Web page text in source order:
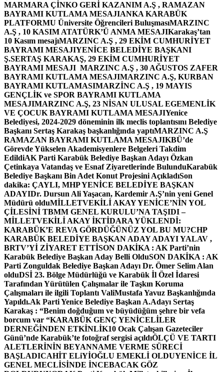
MARMARA ÇİNKO GERİ KAZANIM A.Ş , RAMAZAN
BAYRAMI KUTLAMA MESAJIANKA KARABÜK
PLATFORMU Üniversite Öğrencileri BuluşmasıMARZINC
A.Ş , 10 KASIM ATATÜRK’Ü ANMA MESAJIKarakaş’tan
10 Kasım mesajıMARZINC A.Ş , 29 EKİM CUMHURİYET
BAYRAMI MESAJIYENİCE BELEDİYE BAŞKANI
Ş.SERTAŞ KARAKAŞ, 29 EKİM CUMHURİYET
BAYRAMI MESAJI MARZINC A.Ş , 30 AĞUSTOS ZAFER
BAYRAMI KUTLAMA MESAJIMARZINC A.Ş, KURBAN
BAYRAMI KUTLAMASIMARZİNC A.Ş , 19 MAYIS
GENÇLİK ve SPOR BAYRAMI KUTLAMA
MESAJIMARZINC A.Ş, 23 NİSAN ULUSAL EGEMENLİK
VE ÇOCUK BAYRAMI KUTLAMA MESAJIYenice
Belediyesi, 2024-2029 döneminin ilk meclis toplantısını Belediye
Başkanı Sertaş Karakaş başkanlığında yaptıMARZINC A.Ş
RAMAZAN BAYRAMI KUTLAMA MESAJIKBÜ’de
Görevde Yükselen Akademisyenlere Belgeleri Takdim
EdildiAK Parti Karabük Belediye Başkan Adayı Özkan
Çetinkaya Vatandaş ve Esnaf Ziyaretlerinde BulunduKarabük
Belediye Başkanı Bin Adet Konut Projesini AçıkladıSon
dakika: ÇAYLI, MHP YENİCE BELEDİYE BAŞKAN
ADAYIDr. Dursun Ali Yaşacan, Kardemir A.Ş’nin yeni Genel
Müdürü olduMİLLETVEKİLİ AKAY YENİCE’NİN YOL
ÇİLESİNİ TBMM GENEL KURULU’NA TAŞIDI –
MİLLETVEKİLİ AKAY İKTİDARA YÜKLENDİ:
KARABÜK’E REVA GÖRDÜĞÜNÜZ YOL BU MU?CHP
KARABÜK BELEDİYE BAŞKAN ADAY ADAYI YALAV ,
BRTV’Yİ ZİYARET ETTİSON DAKİKA : AK Parti’nin
Karabük Belediye Başkan Aday Belli OlduSON DAKİKA : AK
Parti Zonguldak Belediye Başkan Adayı Dr. Ömer Selim Alan
olduDSİ 23. Bölge Müdürlüğü ve Karabük İl Özel İdaresi
Tarafından Yürütülen Çalışmalar ile Taşkın Koruma
Çalışmaları ile ilgili Toplantı ValiMustafa Yavuz Başkanlığında
Yapıldı.Ak Parti Yenice Belediye Başkan A.Adayı Sertaş
Karakaş : “Benim doğduğum ve büyüdüğüm şehre bir vefa
borcum var “KARABÜK GENÇ YENİCELİLER
DERNEĞİNDEN ETKİNLİK10 Ocak Çalışan Gazeteciler
Günü’nde Karabük’te fotoğraf sergisi açıldıÖLÇÜ VE TARTI
ALETLERİNİN BEYANNAME VERME SÜRECİ
BAŞLADICAHİT ELiYİOĞLU EMEKLİ OLDUYENİCE İL
GENEL MECLİSİNDE İNCEBACAK GÖZ